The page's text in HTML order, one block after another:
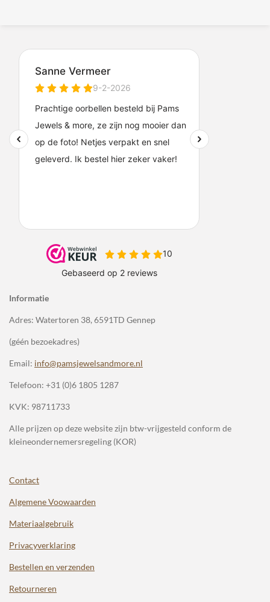
Informatie
Adres: Watertoren 38, 6591TD Gennep
(géén bezoekadres)
Email: info@pamsjewelsandmore.nl
Telefoon: +31 (0)6 1805 1287
KVK: 98711733
Alle prijzen op deze website zijn btw-vrijgesteld conform de
kleineondernemersregeling (KOR)
Contact
Algemene Voowaarden
Materiaalgebruik
Privacyverklaring
Bestellen en verzenden
Retourneren